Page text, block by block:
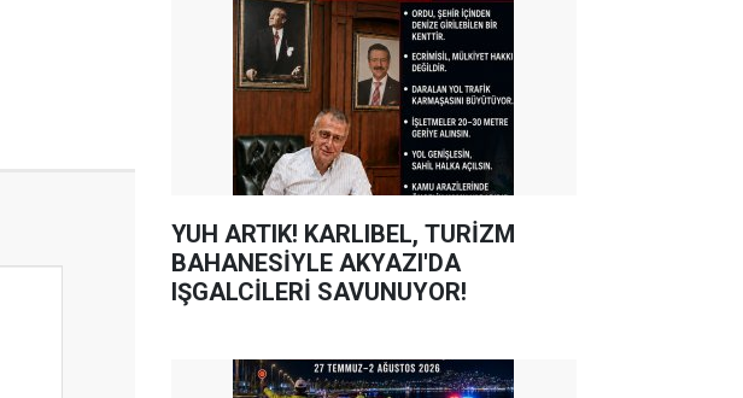
YUH ARTIK! KARLIBEL, TURİZM
BAHANESİYLE AKYAZI'DA
IŞGALCİLERİ SAVUNUYOR!